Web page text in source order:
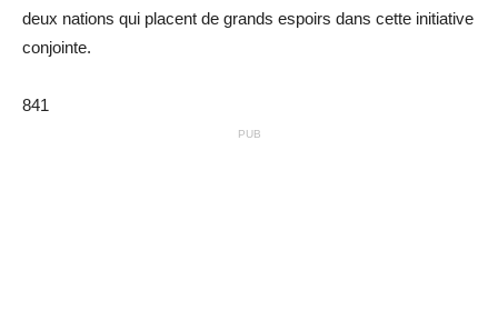
deux nations qui placent de grands espoirs dans cette initiative
conjointe.
841
PUB